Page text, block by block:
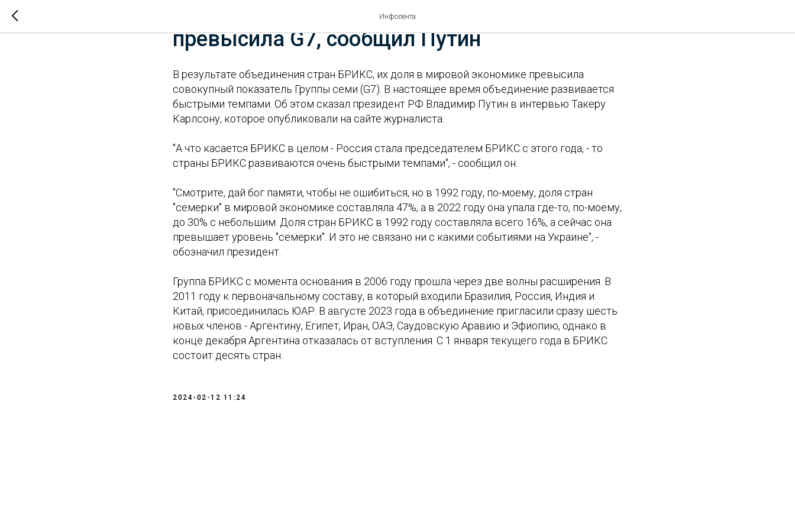
Инфолента
Доля БРИКС в мировой экономике
превысила G7, сообщил Путин
В результате объединения стран БРИКС, их доля в мировой экономике превысила
совокупный показатель Группы семи (G7). В настоящее время объединение развивается
быстрыми темпами. Об этом сказал президент РФ Владимир Путин в интервью Такеру
Карлсону, которое опубликовали на сайте журналиста.
"А что касается БРИКС в целом - Россия стала председателем БРИКС с этого года, - то
страны БРИКС развиваются очень быстрыми темпами", - сообщил он.
"Смотрите, дай бог памяти, чтобы не ошибиться, но в 1992 году, по-моему, доля стран
"семерки" в мировой экономике составляла 47%, а в 2022 году она упала где-то, по-моему,
до 30% с небольшим. Доля стран БРИКС в 1992 году составляла всего 16%, а сейчас она
превышает уровень "семерки". И это не связано ни с какими событиями на Украине", -
обозначил президент.
Группа БРИКС с момента основания в 2006 году прошла через две волны расширения. В
2011 году к первоначальному составу, в который входили Бразилия, Россия, Индия и
Китай, присоединилась ЮАР. В августе 2023 года в объединение пригласили сразу шесть
новых членов - Аргентину, Египет, Иран, ОАЭ, Саудовскую Аравию и Эфиопию, однако в
конце декабря Аргентина отказалась от вступления. С 1 января текущего года в БРИКС
состоит десять стран.
2024-02-12 11:24